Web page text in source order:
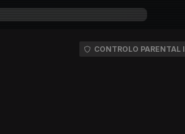
CONTROLO PARENTAL